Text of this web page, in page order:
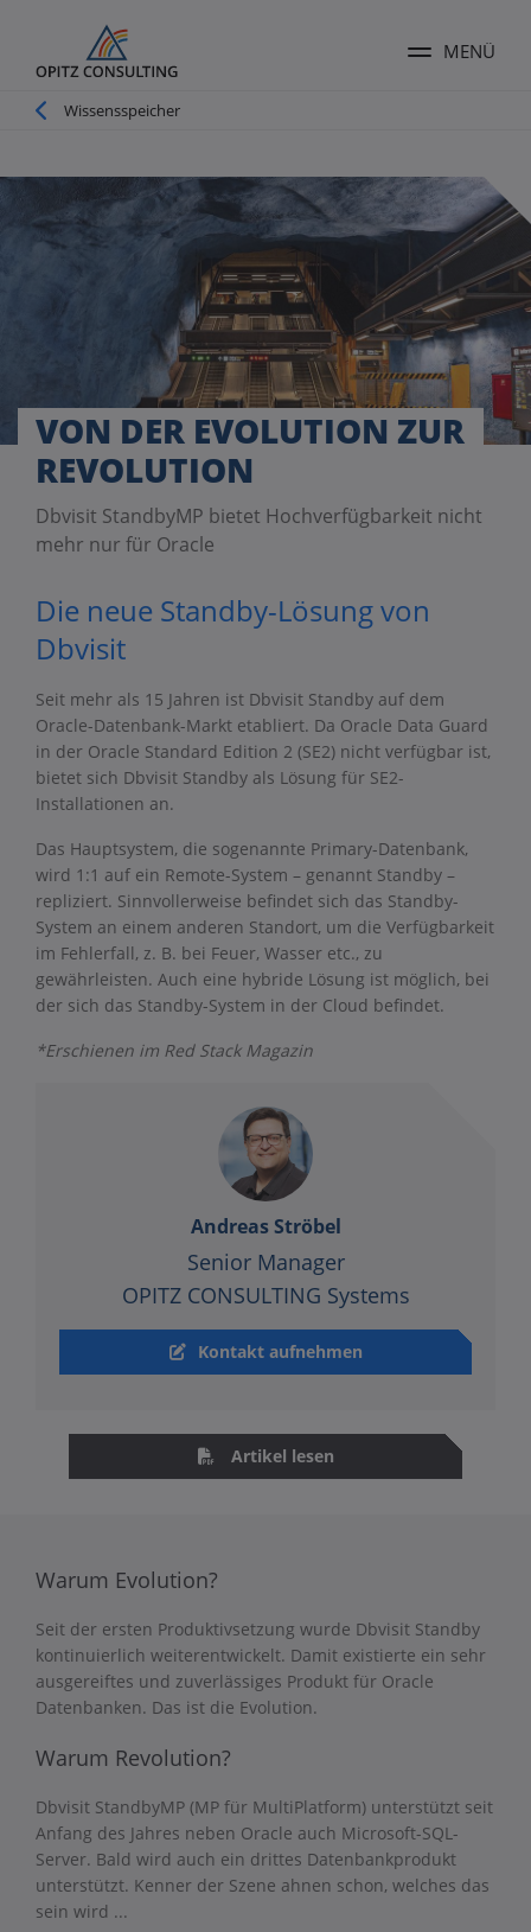
Menü
MENÜ
Pfadnavigation
Wissensspeicher
VON DER EVOLUTION ZUR
REVOLUTION
Dbvisit StandbyMP bietet Hochverfügbarkeit nicht
mehr nur für Oracle
Die neue Standby-Lösung von
Dbvisit
Seit mehr als 15 Jahren ist Dbvisit Standby auf dem
Oracle-Datenbank-Markt etabliert. Da Oracle Data Guard
in der Oracle Standard Edition 2 (SE2) nicht verfügbar ist,
bietet sich Dbvisit Standby als Lösung für SE2-
Installationen an.
Das Hauptsystem, die sogenannte Primary-Datenbank,
wird 1:1 auf ein Remote-System – genannt Standby –
repliziert. Sinnvollerweise befindet sich das Standby-
System an einem anderen Standort, um die Verfügbarkeit
im Fehlerfall, z. B. bei Feuer, Wasser etc., zu
gewährleisten. Auch eine hybride Lösung ist möglich, bei
der sich das Standby-System in der Cloud befindet.
*Erschienen im Red Stack Magazin
Andreas Ströbel
Senior Manager
OPITZ CONSULTING Systems
Kontakt aufnehmen
Artikel lesen
Warum Evolution?
Seit der ersten Produktivsetzung wurde Dbvisit Standby
kontinuierlich weiterentwickelt. Damit existierte ein sehr
ausgereiftes und zuverlässiges Produkt für Oracle
Datenbanken. Das ist die Evolution.
Warum Revolution?
Dbvisit StandbyMP (MP für MultiPlatform) unterstützt seit
Anfang des Jahres neben Oracle auch Microsoft-SQL-
Server. Bald wird auch ein drittes Datenbankprodukt
unterstützt. Kenner der Szene ahnen schon, welches das
sein wird ...